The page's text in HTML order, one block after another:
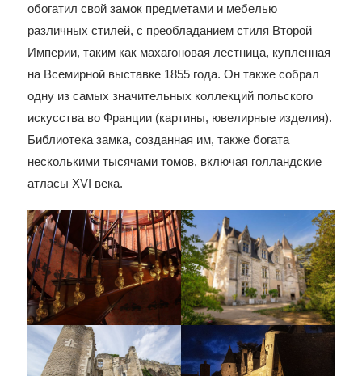
обогатил свой замок предметами и мебелью
различных стилей, с преобладанием стиля Второй
Империи, таким как махагоновая лестница, купленная
на Всемирной выставке 1855 года. Он также собрал
одну из самых значительных коллекций польского
искусства во Франции (картины, ювелирные изделия).
Библиотека замка, созданная им, также богата
несколькими тысячами томов, включая голландские
атласы XVI века.